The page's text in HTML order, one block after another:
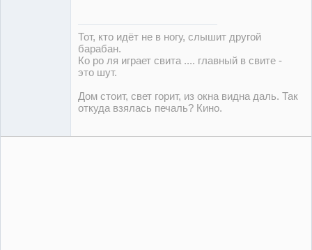
Тот, кто идёт не в ногу, слышит другой
барабан.
Ко ро ля играет свита .... главный в свите -
это шут.
Дом стоит, свет горит, из окна видна даль. Так
откуда взялась печаль? Кино.